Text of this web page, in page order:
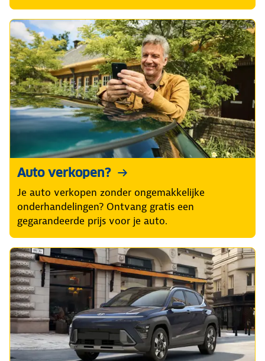
Auto verkopen?
Je auto verkopen zonder ongemakkelijke
onderhandelingen? Ontvang gratis een
gegarandeerde prijs voor je auto.